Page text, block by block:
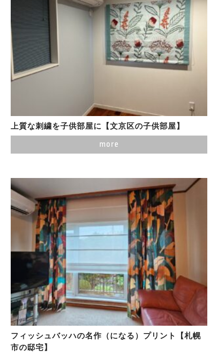
上質な刺繍を子供部屋に【文京区の子供部屋】
more
フィッシュバッハの名作（になる）プリント【札幌
市の邸宅】